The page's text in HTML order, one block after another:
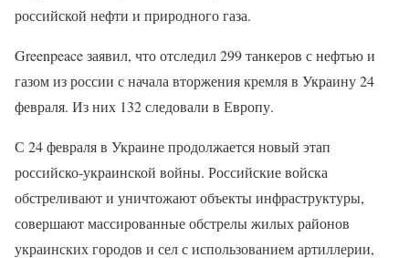
российской нефти и природного газа.
Greenpeace заявил, что отследил 299 танкеров с нефтью и
газом из россии с начала вторжения кремля в Украину 24
февраля. Из них 132 следовали в Европу.
С 24 февраля в Украине продолжается новый этап
российско-украинской войны. Российские войска
обстреливают и уничтожают объекты инфраструктуры,
совершают массированные обстрелы жилых районов
украинских городов и сел с использованием артиллерии,